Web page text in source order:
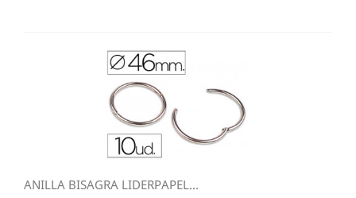
ANILLA BISAGRA LIDERPAPEL...